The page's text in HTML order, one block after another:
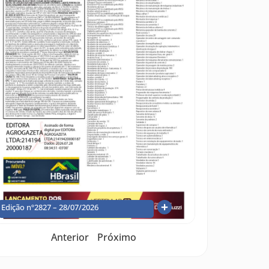
Edição nº2827 – 28/07/2026
Anterior Próximo